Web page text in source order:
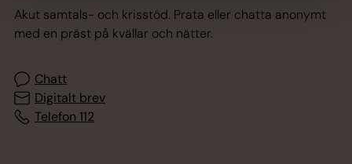
Akut samtals- och krisstöd. Prata eller chatta anonymt
med en präst på kvällar och nätter.
Chatt
Digitalt brev
Telefon 112